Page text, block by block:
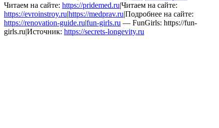
Читаем на сайте: https://pridemed.ru|Читаем на сайте:
https://evroinstroy.ru|https://medprav.ru|Подробнее на сайте:
https://renovation-guide.ru|fun-girls.ru — FunGirls: https://fun-
girls.ru|Источник: https://secrets-longevity.ru